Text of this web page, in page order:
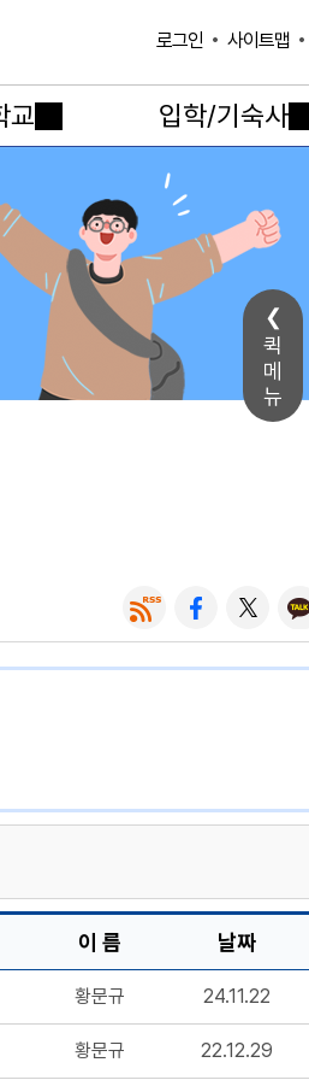
퀵
메
뉴
로그인 사이트맵
교 입학/기숙사
이 름 날짜
황문규 24.11.22
황문규 22.12.29